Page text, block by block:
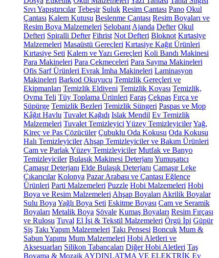
Sıvı Yapıştırıcılar Tebeşir Suluk Resim Çantası Pano Okul
Çantası Kalem Kutusu Beslenme Çantası Resim Boyaları ve
Resim Boya Malzemeleri Selobant Ajanda Defter Okul
Defteri Spiralli Defter Fihrist Not Defteri Bloknot Kırtasiye
Malzemeleri Masaüstü Gereçleri Kırtasiye Kağıt Ürünleri
Kırtasiye Seti Kalem ve Yazı Gereçleri Koli Bandı Makinesi
Para Makineleri Para Çekmeceleri Para Sayma Makineleri
Ofis Sarf Ürünleri Evrak İmha Makineleri Laminasyon
Makineleri Barkod Okuyucu Temizlik Gereçleri ve
Ekipmanları Temizlik Eldiveni Temizlik Kovası Temizlik,
Ovma Teli Tüy Toplama Ürünleri Faraş Çekpas Fırça ve
Süpürge Temizlik Bezleri Temizlik Süngeri Paspas ve Mop
Kâğıt Havlu Tuvalet Kağıdı Islak Mendil Ev Temizlik
Malzemeleri Tuvalet Temizleyici Yüzey TemizleyicilerYağ,
Kireç ve Pas Çözücüler Çubuklu Oda Kokusu Oda Kokusu
Halı Temizleyiciler Ahşap Temizleyiciler ve Bakım Ürünleri
Cam ve Parlak Yüzey Temizleyiciler Mutfak ve Banyo
Temizleyiciler Bulaşık Makinesi Deterjanı Yumuşatıcı
Çamaşır Deterjanı Elde Bulaşık Deterjanı Çamaşır Leke
Çıkarıcılar Kolonya Pazar Arabası ve Çantası Eğlence
Ürünleri Parti Malzemeleri Puzzle Hobi Malzemeleri Hobi
Boya ve Resim Malzemeleri Ahşap Boyaları Akrilik Boyalar
Sulu Boya Yağlı Boya Seti Eskitme Boyası Cam ve Seramik
Boyaları Metalik Boya Şövale Kumaş Boyaları Resim Fırçası
ve Rulosu Tuval El İşi & Tekstil Malzemeleri Örgü İpi Güpür
Şiş Takı Yapım Malzemeleri Takı Pensesi Boncuk Mum &
Sabun Yapımı Mum Malzemeleri Hobi Aletleri ve
Aksesuarları Silikon Tabancaları Diğer Hobi Aletleri Taş
Boyama & Mozaik AYDINLATMA VE ELEKTRİK Ev